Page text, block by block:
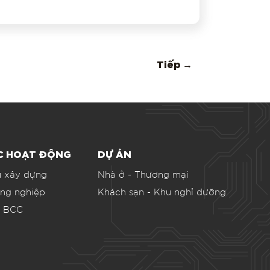
Ký Và
trích dẫn,
Tiếp →
HOẠT ĐỘNG
xây dựng
nghiệp
DỰ ÁN
Nhà ở - Thương mại
Khách sạn - Khu nghỉ dưỡng